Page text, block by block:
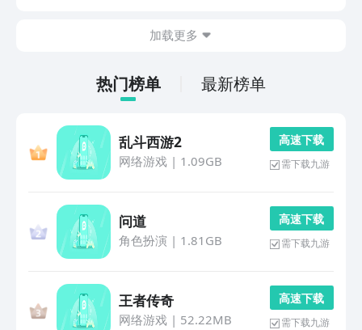
加载更多
热门榜单 最新榜单
乱斗西游2
网络游戏| 1.09GB
高 速 下 载
需下载九游
问道
角色扮演 | 1.81GB
高 速 下 载
需下载九游
王者传奇
网络游戏| 52.22MB
高 速 下 载
需下载九游